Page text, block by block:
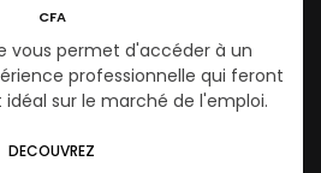
CFA
vous permet d'accéder à un
professionnelle qui feront
sur le marché de l'emploi.
DECOUVREZ